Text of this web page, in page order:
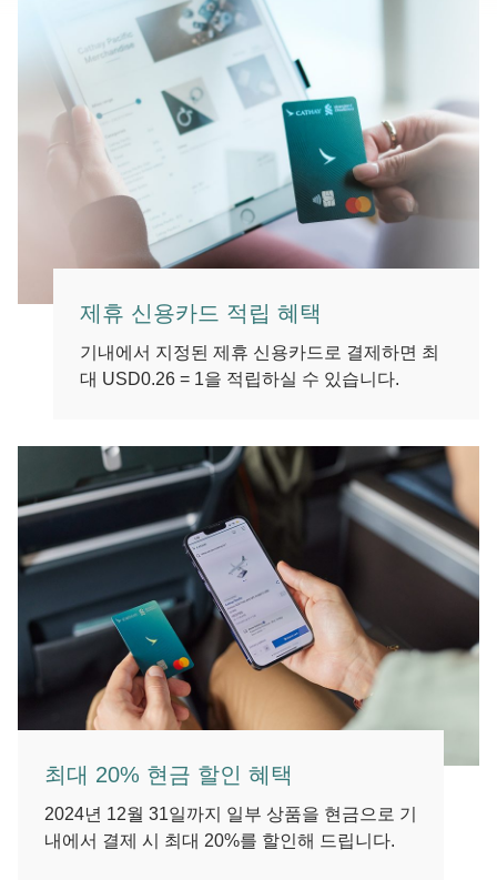
제휴 신용카드 적립 혜택
기내에서 지정된 제휴 신용카드로 결제하면 최
대 USD0.26 = 1을 적립하실 수 있습니다.
최대 20% 현금 할인 혜택
2024년 12월 31일까지 일부 상품을 현금으로 기
내에서 결제 시 최대 20%를 할인해 드립니다.